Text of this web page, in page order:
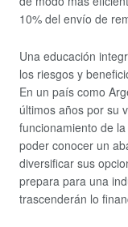
10% del envío de
Una educación
los riesgos y
En un país como
últimos años por su
funcionamiento de la
poder conocer un
diversificar sus
prepara para una
trascenderán lo